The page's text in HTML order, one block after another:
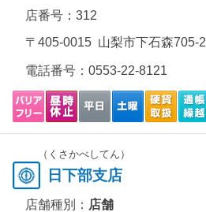
店番号：312
〒405-0015 山梨市下石森705-2
電話番号： 0553-22-8121
（くさかべしてん）
日下部支店
店舗種別： 店舗